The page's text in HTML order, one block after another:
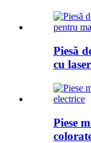
Piesă
cu
Piese